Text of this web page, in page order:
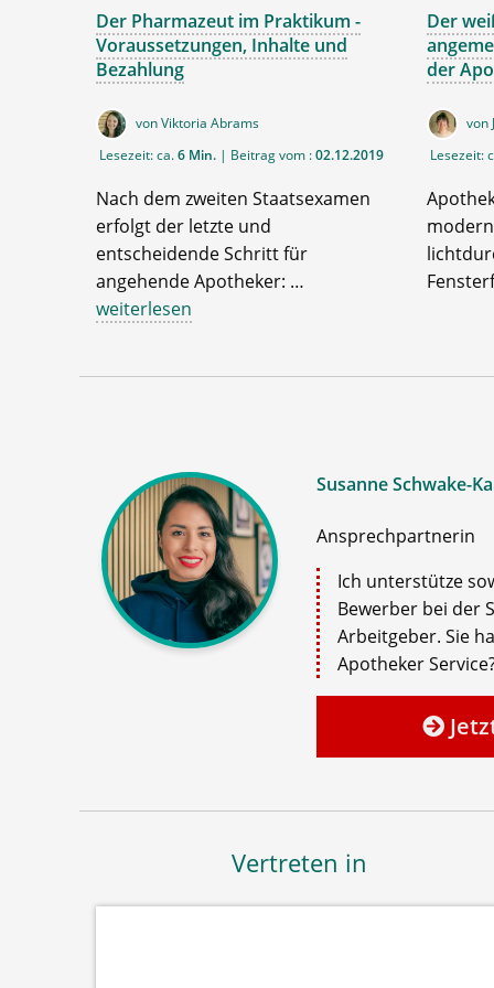
Der Pharmazeut im Praktikum -
Voraussetzungen, Inhalte und
Bezahlung
von Viktoria Abrams
Lesezeit: ca.6 Min. | Beitrag vom :02.12.2019
Nach dem zweiten Staatsexamen
erfolgt der letzte und
entscheidende Schritt für
angehende Apotheker: …
weiterlesen
Der
der
von
Lesezeit:
Susanne Schwake-
Ansprechpartnerin
Ich unterstütze
Bewerber bei der
Arbeitgeber. Sie
Apotheker
Vertreten in